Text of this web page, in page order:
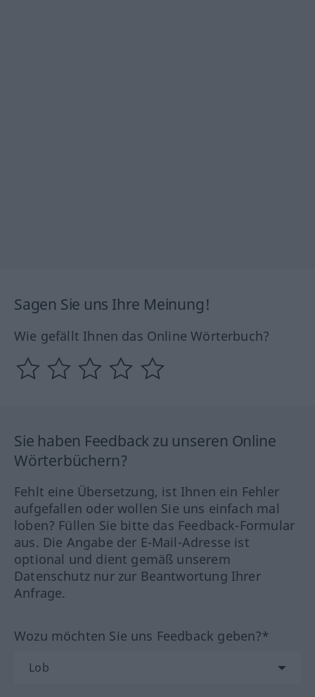
Sagen Sie uns Ihre Meinung!
Wie gefällt Ihnen das Online Wörterbuch?
Sie haben Feedback zu unseren Online
Wörterbüchern?
Fehlt eine Übersetzung, ist Ihnen ein Fehler
aufgefallen oder wollen Sie uns einfach mal
loben? Füllen Sie bitte das Feedback-Formular
aus. Die Angabe der E-Mail-Adresse ist
optional und dient gemäß unserem
Datenschutz nur zur Beantwortung Ihrer
Anfrage.
Wozu möchten Sie uns Feedback geben?*